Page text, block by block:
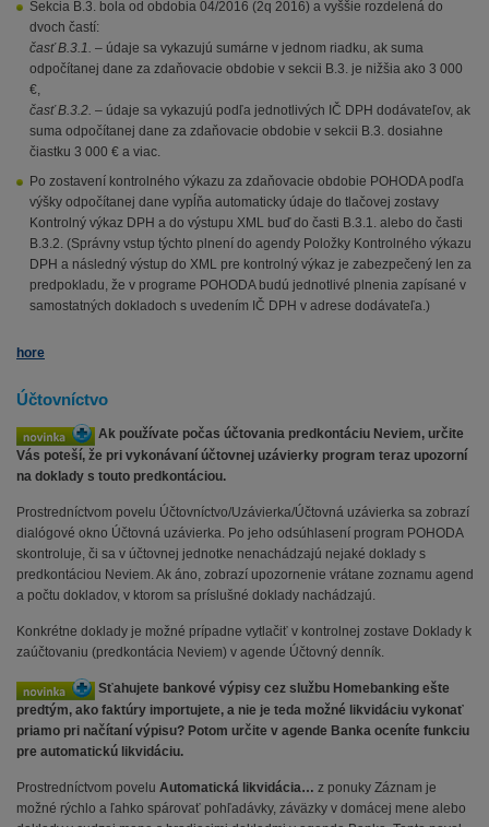
Sekcia B.3. bola od obdobia 04/2016 (2q 2016) a vyššie rozdelená do
dvoch častí:
časť B.3.1. – údaje sa vykazujú sumárne v jednom riadku, ak suma
odpočítanej dane za zdaňovacie obdobie v sekcii B.3. je nižšia ako 3 000
€,
časť B.3.2. – údaje sa vykazujú podľa jednotlivých IČ DPH dodávateľov, ak
suma odpočítanej dane za zdaňovacie obdobie v sekcii B.3. dosiahne
čiastku 3 000 € a viac.
Po zostavení kontrolného výkazu za zdaňovacie obdobie POHODA podľa
výšky odpočítanej dane vypĺňa automaticky údaje do tlačovej zostavy
Kontrolný výkaz DPH a do výstupu XML buď do časti B.3.1. alebo do časti
B.3.2. (Správny vstup týchto plnení do agendy Položky Kontrolného výkazu
DPH a následný výstup do XML pre kontrolný výkaz je zabezpečený len za
predpokladu, že v programe POHODA budú jednotlivé plnenia zapísané v
samostatných dokladoch s uvedením IČ DPH v adrese dodávateľa.)
hore
Účtovníctvo
Ak používate počas účtovania predkontáciu Neviem, určite
Vás poteší, že pri vykonávaní účtovnej uzávierky program teraz upozorní
na doklady s touto predkontáciou.
Prostredníctvom povelu Účtovníctvo/Uzávierka/Účtovná uzávierka sa zobrazí
dialógové okno Účtovná uzávierka. Po jeho odsúhlasení program POHODA
skontroluje, či sa v účtovnej jednotke nenachádzajú nejaké doklady s
predkontáciou Neviem. Ak áno, zobrazí upozornenie vrátane zoznamu agend
a počtu dokladov, v ktorom sa príslušné doklady nachádzajú.
Konkrétne doklady je možné prípadne vytlačiť v kontrolnej zostave Doklady k
zaúčtovaniu (predkontácia Neviem) v agende Účtovný denník.
Sťahujete bankové výpisy cez službu Homebanking ešte
predtým, ako faktúry importujete, a nie je teda možné likvidáciu vykonať
priamo pri načítaní výpisu? Potom určite v agende Banka oceníte funkciu
pre automatickú likvidáciu.
Prostredníctvom povelu Automatická likvidácia… z ponuky Záznam je
možné rýchlo a ľahko spárovať pohľadávky, záväzky v domácej mene alebo